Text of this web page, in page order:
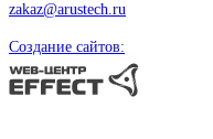
zakaz@arustech.ru
Создание сайтов: